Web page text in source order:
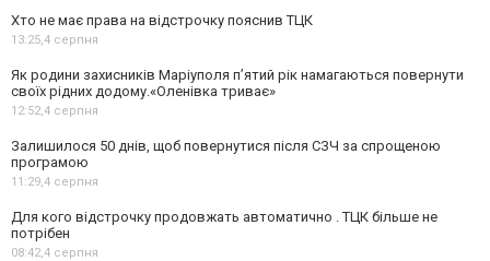
Хто не має права на відстрочку пояснив ТЦК
13:25,4 серпня
Як родини захисників Маріуполя пʼятий рік намагаються повернути
своїх рідних додому.«Оленівка триває»
12:52,4 серпня
Залишилося 50 днів, щоб повернутися після СЗЧ за спрощеною
програмою
11:29,4 серпня
Для кого відстрочку продовжать автоматично . ТЦК більше не
потрібен
08:42,4 серпня